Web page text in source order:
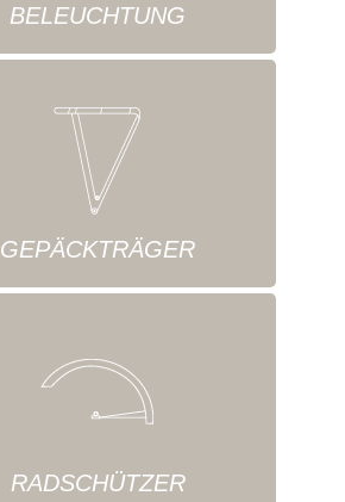
BELEUCHTUNG
GEPÄCKTRÄGER
RADSCHÜTZER